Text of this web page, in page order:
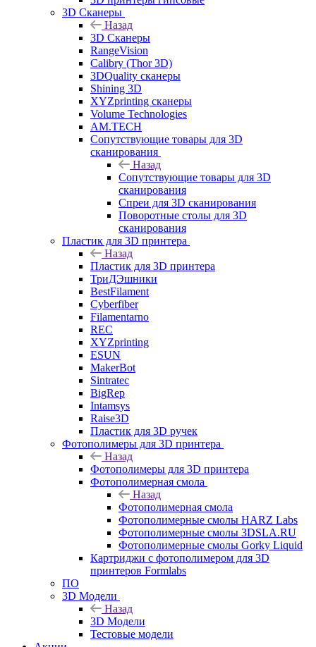
3D Сканеры
Назад
3D Сканеры
RangeVision
Calibry (Thor 3D)
3DQuality сканеры
Shining 3D
XYZprinting сканеры
Volume Technologies
AM.TECH
Сопутствующие товары для 3D
сканирования
Назад
Сопутствующие товары для 3D
сканирования
Спреи для 3D сканирования
Поворотные столы для 3D
сканирования
Пластик для 3D принтера
Назад
Пластик для 3D принтера
ТриДЭшники
BestFilament
Cyberfiber
Filamentarno
REC
XYZprinting
ESUN
MakerBot
Sintratec
BigRep
Intamsys
Raise3D
Пластик для 3D ручек
Фотополимеры для 3D принтера
Назад
Фотополимеры для 3D принтера
Фотополимерная смола
Назад
Фотополимерная смола
Фотополимерные смолы HARZ Labs
Фотополимерные смолы 3DSLA.RU
Фотополимерные смолы Gorky Liquid
Картриджи с фотополимером для 3D
принтеров Formlabs
ПО
3D Модели
Назад
3D Модели
Тестовые модели